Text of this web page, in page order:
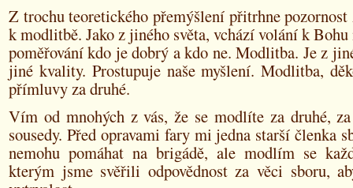
Z trochu teoretického přemýšlení přitrhne
k modlitbě. Jako z jiného světa, vchází volání k
poměřování kdo je dobrý a kdo ne. Modlitba. Je z
jiné kvality. Prostupuje naše myšlení. Modlitba,
přímluvy za druhé.
Vím od mnohých z vás, že se modlíte za druhé,
sousedy. Před opravami fary mi jedna starší členka
nemohu pomáhat na brigádě, ale modlím se
kterým jsme svěřili odpovědnost za věci sboru,